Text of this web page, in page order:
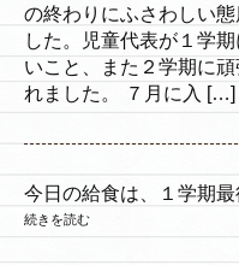
の終わりにふさわしい
した。児童代表が１学
いこと、また２学期に
れました。 ７月に入 […]
今日の給食は、１学期最
続きを読む